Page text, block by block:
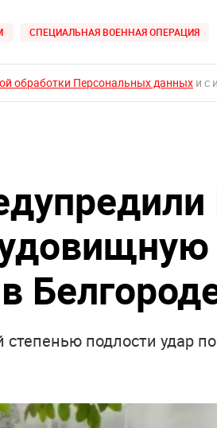
СПЕЦИАЛЬНАЯ ВОЕННАЯ ОПЕРАЦИЯ
обработки Персональных данных и с
подлости удар